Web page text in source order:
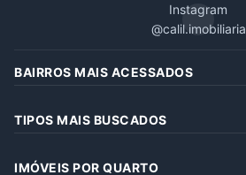
Instagram
@calil.imobiliaria
BAIRROS MAIS ACESSADOS
TIPOS MAIS BUSCADOS
IMÓVEIS POR QUARTO